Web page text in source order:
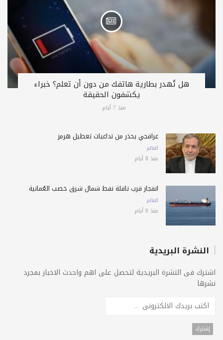
هل تُهدر بطارية هاتفك من دون أن تعلم؟ خبراء
يكشفون الحقيقة
منذ 7 أيام
عراقجي يحذّر من تداعيات تعطيل هرمز
العالم
منذ 8 أيام
انفجار قرب ناقلة نفط شمال شرق خصب العُمانية
العالم
منذ 8 أيام
النشرة البريدية
اشترك فى النشرة البريدية لتحصل على اهم واحدث الاخبار بمجرد
نشرها